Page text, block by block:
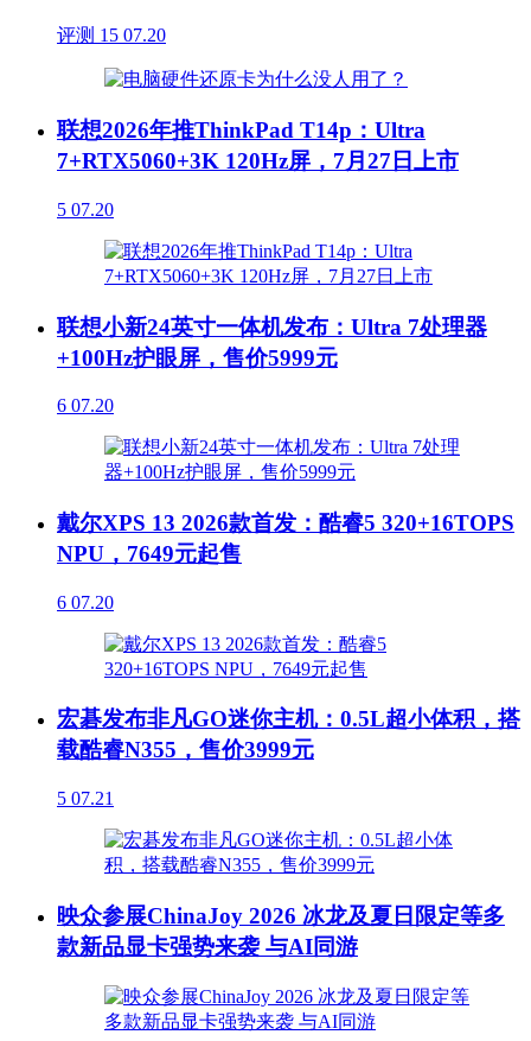
评测 15 07.20
联想2026年推ThinkPad T14p：Ultra
7+RTX5060+3K 120Hz屏，7月27日上市
5 07.20
联想小新24英寸一体机发布：Ultra 7处理器
+100Hz护眼屏，售价5999元
6 07.20
戴尔XPS 13 2026款首发：酷睿5 320+16TOPS
NPU，7649元起售
6 07.20
宏碁发布非凡GO迷你主机：0.5L超小体积，搭
载酷睿N355，售价3999元
5 07.21
映众参展ChinaJoy 2026 冰龙及夏日限定等多
款新品显卡强势来袭 与AI同游